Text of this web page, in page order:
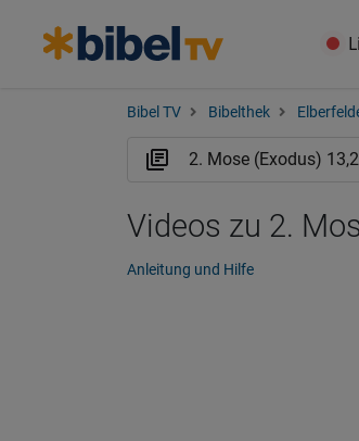
Bibel TV Bibelthek
Videos zu 2.
Anleitung und Hilfe